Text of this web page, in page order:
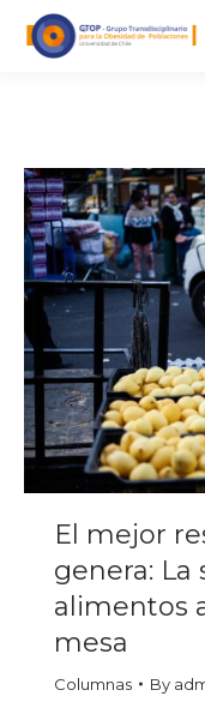
El mejor
genera: La
alimentos
mesa
Columnas By